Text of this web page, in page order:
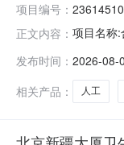
项目编号：
正文内容： 项目名称
称:合肥
发布时间： 2026-08-
相关产品：
人工